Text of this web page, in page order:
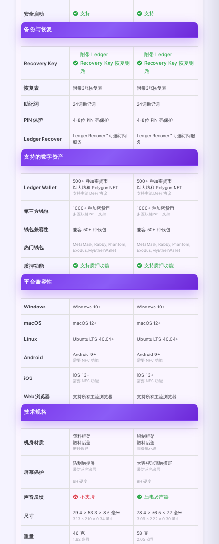
安全启动 支持 支持
备份与恢复
Recovery Key
附带 Ledger
Recovery Key 恢复钥
匙
附带 Ledger
Recovery Key 恢复钥
匙
恢复表 附带3张恢复表 附带3张恢复表
助记词 24词助记词 24词助记词
PIN 保护 4-8位 PIN 码保护 4-8位 PIN 码保护
Ledger Recover
Ledger Recover™ 可选订阅
服务
Ledger Recover™ 可选订阅服
务
支持的数字资产
Ledger Wallet
500+ 种加密货币
以太坊和 Polygon NFT
支持主流 DeFi 协议
500+ 种加密货币
以太坊和 Polygon NFT
支持主流 DeFi 协议
第三方钱包 1000+ 种加密货币
多区块链 NFT 支持
1000+ 种加密货币
多区块链 NFT 支持
钱包兼容性 兼容 50+ 种钱包 兼容 50+ 种钱包
热门钱包
MetaMask, Rabby, Phantom,
Exodus, MyEtherWallet
MetaMask, Rabby, Phantom,
Exodus, MyEtherWallet
质押功能 支持质押功能 支持质押功能
平台兼容性
Windows Windows 10+ Windows 10+
macOS macOS 12+ macOS 12+
Linux Ubuntu LTS 40.04+ Ubuntu LTS 40.04+
Android Android 9+
需要 NFC 功能
Android 9+
需要 NFC 功能
iOS iOS 13+
需要 NFC 功能
iOS 13+
需要 NFC 功能
Web 浏览器 支持所有主流浏览器 支持所有主流浏览器
技术规格
机身材质
塑料框架
塑料后盖
磨砂质感
铝制框架
塑料后盖
阳极氧化铝
屏幕保护
防刮触摸屏
带防眩光涂层
6H 硬度
大猩猩玻璃触摸屏
带防眩光涂层
9H 硬度
声音反馈 不支持 压电扬声器
尺寸 79.4 × 53.3 × 8.6 毫米
3.13 × 2.10 × 0.34 英寸
78.4 × 56.5 × 7.7 毫米
3.09 × 2.22 × 0.30 英寸
重量 46 克
1.62 盎司
58 克
2.05 盎司